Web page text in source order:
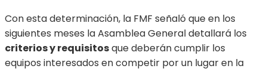
Con esta determinación, la FMF señaló que en los
siguientes meses la Asamblea General detallará los
criterios y requisitosque deberán cumplir los
equipos interesados en competir por un lugar en la